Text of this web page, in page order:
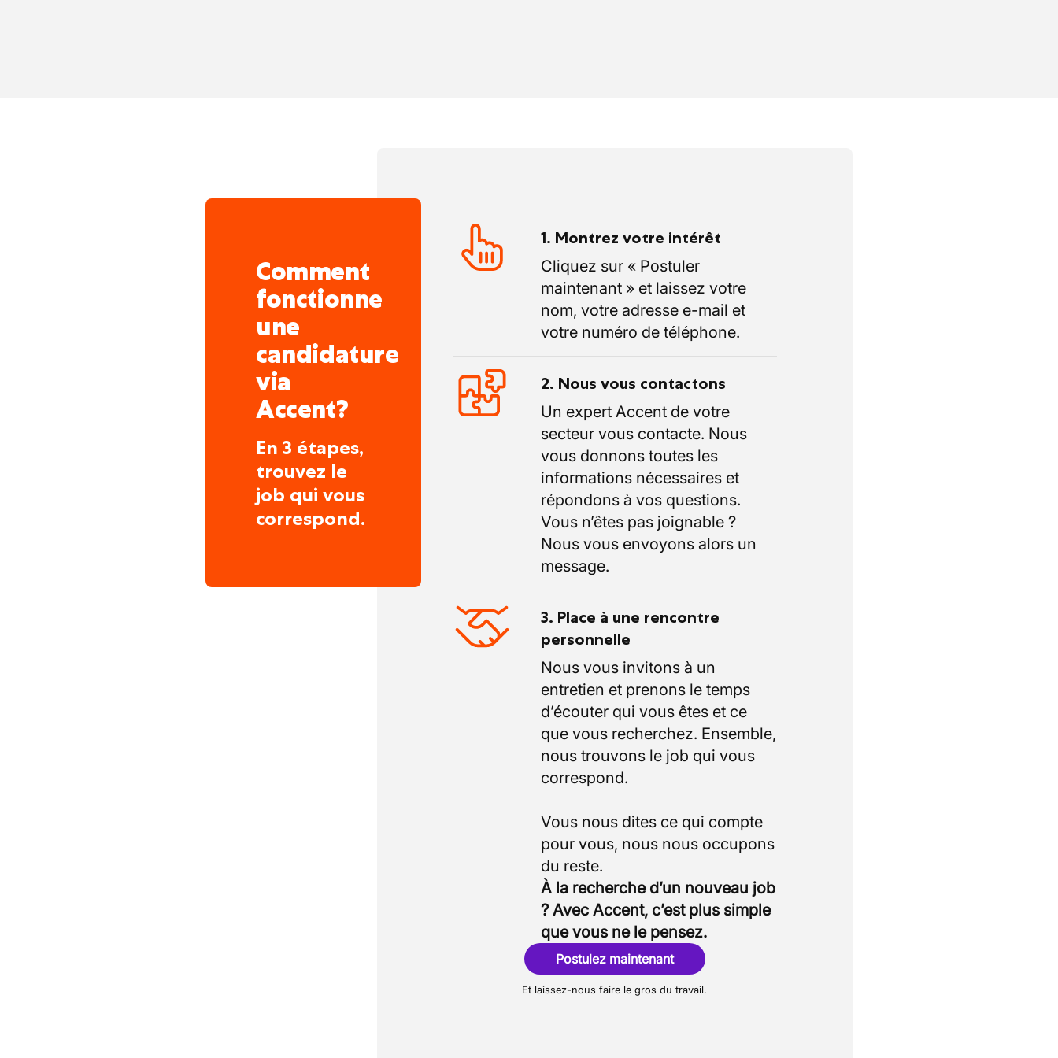
Comment
fonctionne
une
candidature
via
Accent?
En 3 étapes,
trouvez le
job qui vous
correspond.
1. Montrez votre intérêt
Cliquez sur « Postuler
maintenant » et laissez votre
nom, votre adresse e-mail et
votre numéro de téléphone.
2. Nous vous contactons
Un expert Accent de votre
secteur vous contacte. Nous
vous donnons toutes les
informations nécessaires et
répondons à vos questions.
Vous n’êtes pas joignable ?
Nous vous envoyons alors un
message.
3. Place à une rencontre
personnelle
Nous vous invitons à un
entretien et prenons le temps
d’écouter qui vous êtes et ce
que vous recherchez. Ensemble,
nous trouvons le job qui vous
correspond.
Vous nous dites ce qui compte
pour vous, nous nous occupons
À la recherche d’un nouveau job
? Avec Accent, c’est plus simple
que vous ne le pensez.
Postulez maintenant
Et laissez-nous faire le gros du travail.